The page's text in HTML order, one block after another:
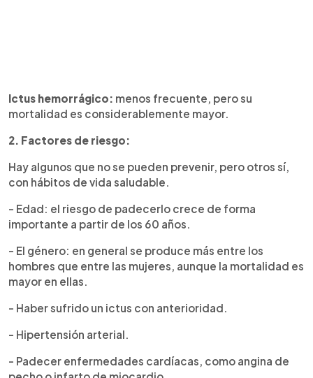
Ictus hemorrágico: menos frecuente, pero su
mortalidad es considerablemente mayor.
2. Factores de riesgo:
Hay algunos que no se pueden prevenir, pero otros sí,
con hábitos de vida saludable.
- Edad: el riesgo de padecerlo crece de forma
importante a partir de los 60 años.
- El género: en general se produce más entre los
hombres que entre las mujeres, aunque la mortalidad es
mayor en ellas.
- Haber sufrido un ictus con anterioridad.
- Hipertensión arterial.
- Padecer enfermedades cardíacas, como angina de